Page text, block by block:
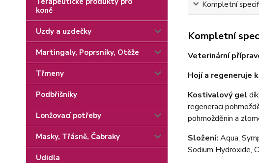
koně
Uzdy a uzdečky
Martingaly, Poprsníky, Otěže
Třmeny
Podbřišníky
Lonžovací potřeby
Masky, Třásně, Čabraky
Udidla
Kompletní
Kompletní
Veterinární
Hojí a regeneruje
Kostivalový gel
regeneraci
pohmožděnin a
Složení: Aqua,
Sodium Hydroxide,